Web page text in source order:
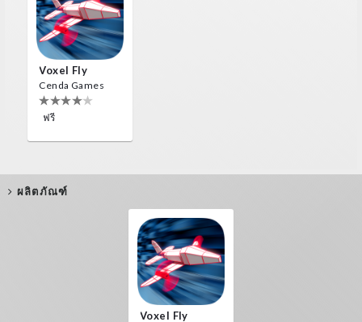
Voxel Fly
Cenda Games
ฟรี
ผลิตภัณฑ์
Voxel Fly